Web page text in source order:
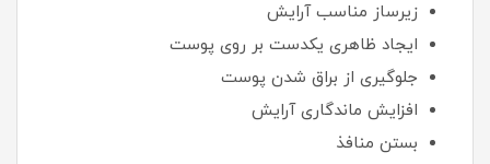
زیرساز مناسب آرایش
ایجاد ظاهری یکدست بر روی پوست
جلوگیری از براق شدن پوست
افزایش ماندگاری آرایش
بستن منافذ